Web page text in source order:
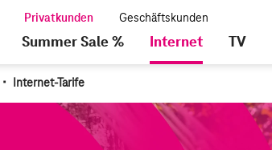
Summer Sale % Internet TV
· Internet-Tarife